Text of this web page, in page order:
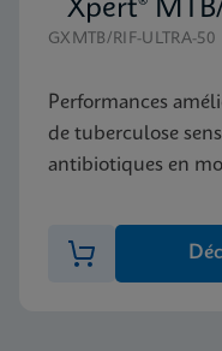
Xpert®
GXMTB/RIF-ULTRA-50
Performances
de tuberculose
antibiotiques en